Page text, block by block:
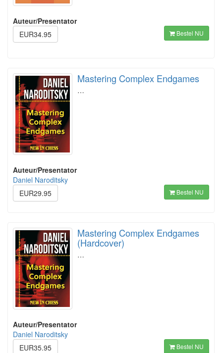
Auteur/Presentator
EUR34.95
Bestel NU
Mastering Complex Endgames
…
Auteur/Presentator
Daniel Naroditsky
EUR29.95
Bestel NU
Mastering Complex Endgames
(Hardcover)
…
Auteur/Presentator
Daniel Naroditsky
EUR35.95
Bestel NU